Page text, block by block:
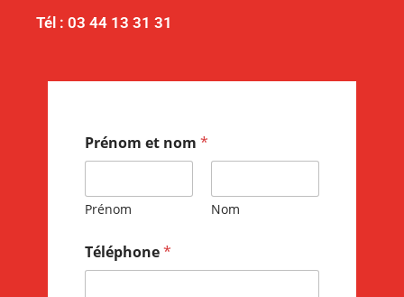
Tél : 03 44 13 31 31
Prénom et nom *
Prénom Nom
Téléphone*